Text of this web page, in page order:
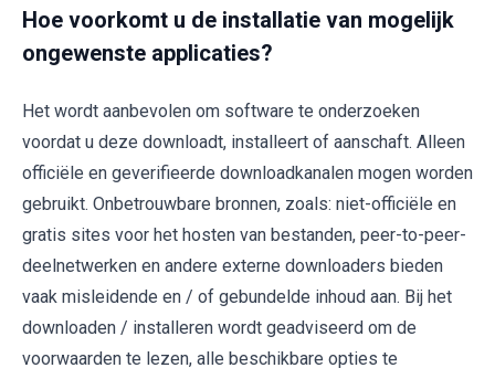
Hoe voorkomt u de installatie van mogelijk
ongewenste applicaties?
Het wordt aanbevolen om software te onderzoeken
voordat u deze downloadt, installeert of aanschaft. Alleen
officiële en geverifieerde downloadkanalen mogen worden
gebruikt. Onbetrouwbare bronnen, zoals: niet-officiële en
gratis sites voor het hosten van bestanden, peer-to-peer-
deelnetwerken en andere externe downloaders bieden
vaak misleidende en / of gebundelde inhoud aan. Bij het
downloaden / installeren wordt geadviseerd om de
voorwaarden te lezen, alle beschikbare opties te